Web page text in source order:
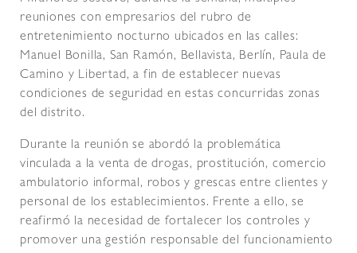
reuniones con empresarios del rubro de
entretenimiento nocturno ubicados en las calles:
Manuel Bonilla, San Ramón, Bellavista, Berlín, Paula de
Camino y Libertad, a fin de establecer nuevas
condiciones de seguridad en estas concurridas zonas
del distrito.
Durante la reunión se abordó la problemática
vinculada a la venta de drogas, prostitución, comercio
ambulatorio informal, robos y grescas entre clientes y
personal de los establecimientos. Frente a ello, se
reafirmó la necesidad de fortalecer los controles y
promover una gestión responsable del funcionamiento